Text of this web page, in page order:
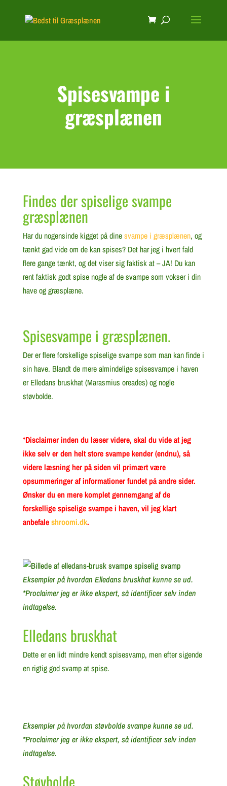
Spisesvampe i
græsplænen
Findes der spiselige svampe
græsplænen
Har du nogensinde kigget på dinesvampe i græsplænen, og
tænkt gad vide om de kan spises? Det har jeg i hvert fald
flere gange tænkt, og det viser sig faktisk at – JA! Du kan
rent faktisk godt spise nogle af de svampe som vokser i din
have og græsplæne.
Spisesvampe i græsplænen.
Der er flere forskellige spiselige svampe som man kan finde i
sin have. Blandt de mere almindelige spisesvampe i haven
er Elledans bruskhat (Marasmius oreades) og nogle
støvbolde.
*Disclaimer inden du læser videre, skal du vide at jeg
ikke selv er den helt store svampe kender (endnu), så
videre læsning her på siden vil primært være
opsummeringer af informationer fundet på andre sider.
Ønsker du en mere komplet gennemgang af de
forskellige spiselige svampe i haven, vil jeg klart
anbefaleshroomi.dk.
Eksempler på hvordan Elledans bruskhat kunne se ud.
*Proclaimer jeg er ikke ekspert, så identificer selv inden
indtagelse.
Elledans bruskhat
Dette er en lidt mindre kendt spisesvamp, men efter sigende
en rigtig god svamp at spise.
Eksempler på hvordan støvbolde svampe kunne se ud.
*Proclaimer jeg er ikke ekspert, så identificer selv inden
indtagelse.
Støvbolde